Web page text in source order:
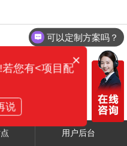
用户后台
可以定制方案吗？
×
您有<项目配
说